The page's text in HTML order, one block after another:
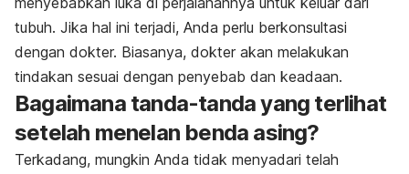
tubuh. Jika hal ini terjadi, Anda perlu berkonsultasi
dengan dokter. Biasanya, dokter akan melakukan
tindakan sesuai dengan penyebab dan keadaan.
Bagaimana tanda-tanda yang terlihat
setelah menelan benda asing?
Terkadang, mungkin Anda tidak menyadari telah